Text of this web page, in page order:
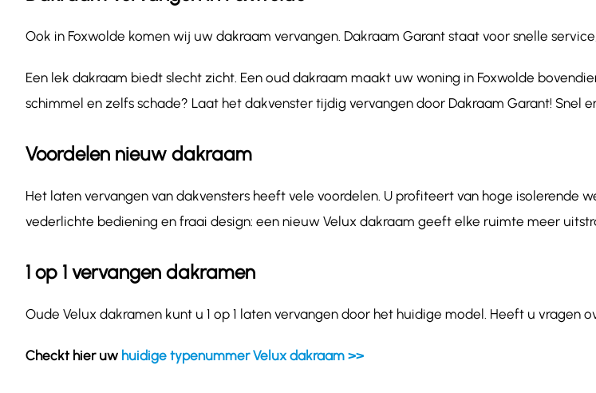
Ook in Foxwolde komen wij uw dakraam vervangen. Dakraam Garant staat voor snelle
Een lek dakraam biedt slecht zicht. Een oud dakraam maakt uw woning in Foxwolde
schimmel en zelfs schade? Laat het dakvenster tijdig vervangen door Dakraam Garant! Snel
Voordelen nieuw dakraam
Het laten vervangen van dakvensters heeft vele voordelen. U profiteert van hoge isolerende
vederlichte bediening en fraai design: een nieuw Velux dakraam geeft elke ruimte meer
1 op 1 vervangen dakramen
Oude Velux dakramen kunt u 1 op 1 laten vervangen door het huidige model. Heeft u vragen
Checkt hier uw huidige typenummer Velux dakraam >>